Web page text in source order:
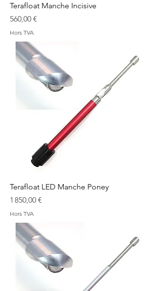
Terafloat Manche Incisive
Prix
560,00 €
Hors TVA
Terafloat LED Manche Poney
Prix
1 850,00 €
Hors TVA